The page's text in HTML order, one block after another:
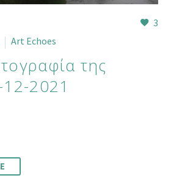
3
Art Echoes
της
2021